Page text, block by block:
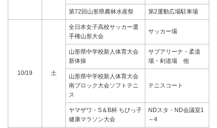
第72回山形県農林水産祭 第2運動広場駐車場
10/19 土
全日本女子高校サッカー選
手権山形大会
サッカー場
山形県中学校新人体育大会
新体操
サブアリーナ・柔道
場・剣道場 他
山形県中学校新人体育大会
南ブロック大会ソフトテニ
ス
テニスコート
ヤマザワ・S＆B杯 ちびっ子
健康マラソン大会
NDスタ・ND会議室1
～4